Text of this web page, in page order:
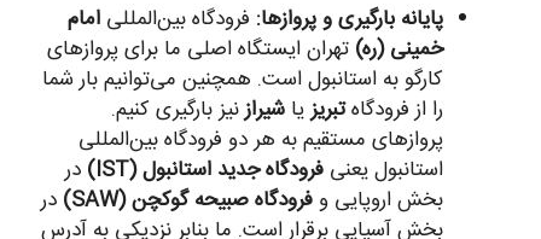
پایانه بارگیری و پروازها: فرودگاه بین‌المللی امام
خمینی (ره) تهران ایستگاه اصلی ما برای پروازهای
کارگو به استانبول است. همچنین می‌توانیم بار شما
را از فرودگاهتبریزیا شیرازنیز بارگیری کنیم.
پروازهای مستقیم به هر دو فرودگاه بین‌المللی
استانبول یعنی فرودگاه جدید استانبول (IST)
در
بخش اروپایی وفرودگاه صبیحه گوکچن (SAW)
در
بخش آسیایی برقرار است. ما بنابر نزدیکی به آدرس